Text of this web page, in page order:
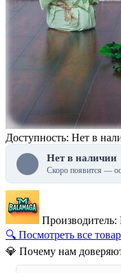
Доступность: Нет в
Нет в наличии
Скоро появится —
Производитель:
🔍 Посмотреть все
💎 Почему нам